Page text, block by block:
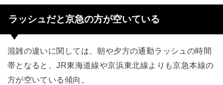
ラッシュだと京急の方が空いている
混雑の違いに関しては、朝や夕方の通勤ラッシュの時間
帯となると、JR東海道線や京浜東北線よりも京急本線の
方が空いている傾向。